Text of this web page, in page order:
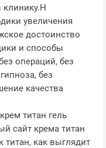
клинику.Н
увеличения
достоинство
и способы
операций, без
без
качества
титан гель
сайт крема титан
титан, как выглядит